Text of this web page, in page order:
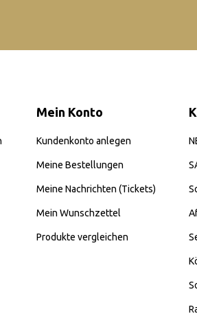
Mein Konto
Kundenkonto anlegen
Meine Bestellungen
Meine Nachrichten (Tickets)
Mein Wunschzettel
Produkte vergleichen